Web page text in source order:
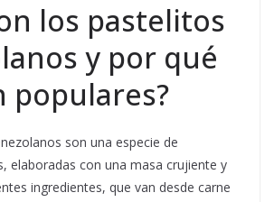
los pastelitos
y por qué
populares?
son una especie de
elaboradas con una masa crujiente y
ingredientes, que van desde carne